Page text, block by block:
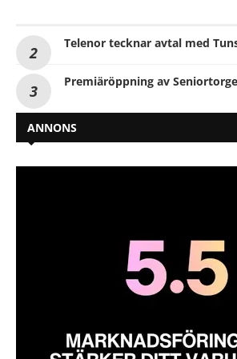
Telenor tecknar avtal med
Premiäröppning av
ANNONS